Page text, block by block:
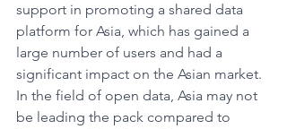
support in promoting a shared data
platform for Asia, which has gained a
large number of users and had a
significant impact on the Asian market.
In the field of open data, Asia may not
be leading the pack compared to